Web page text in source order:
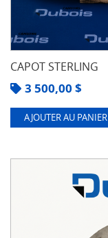
CAPOT STERLING
3 500,00 $
AJOUTER AU PANIER